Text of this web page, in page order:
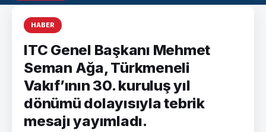
HABER
ITC Genel Başkanı Mehmet
Seman Ağa, Türkmeneli
Vakıf’ının 30. kuruluş yıl
dönümü dolayısıyla tebrik
mesajı yayımladı.